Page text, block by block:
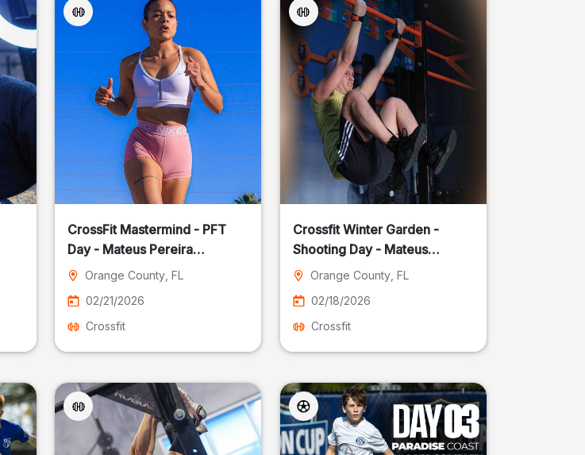
CrossFit Mastermind - PFT
Day - Mateus Pereira
Fotografia
Orange County , FL
02/21/2026
Crossfit
Crossfit Winter Garden -
Shooting Day - Mateus
Pereira Fotografia
Orange County, FL
02/18/2026
Crossfit